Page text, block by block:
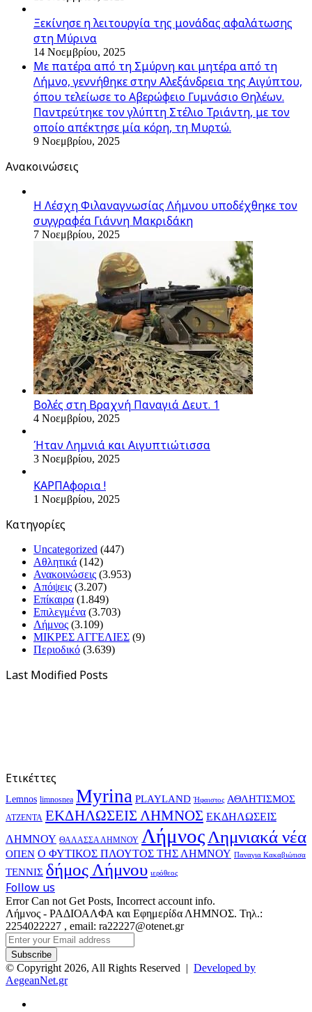
Ξεκίνησε η λειτουργία της μονάδας αφαλάτωσης
στη Μύρινα
14 Νοεμβρίου, 2025
Με πατέρα από τη Σμύρνη και μητέρα από τη
Λήμνο, γεννήθηκε στην Αλεξάνδρεια της Αιγύπτου,
όπου τελείωσε το Αβερώφειο Γυμνάσιο Θηλέων.
Παντρεύτηκε τον γλύπτη Στέλιο Τριάντη, με τον
οποίο απέκτησε μία κόρη, τη Μυρτώ.
9 Νοεμβρίου, 2025
Ανακοινώσεις
Η Λέσχη Φιλαναγνωσίας Λήμνου υποδέχθηκε τον
συγγραφέα Γιάννη Μακριδάκη
7 Νοεμβρίου, 2025
Βολές στη Βραχνή Παναγιά Δευτ. 1
4 Νοεμβρίου, 2025
Ήταν Λημνιά και Αιγυπτιώτισσα
3 Νοεμβρίου, 2025
ΚΑΡΠΑφορια !
1 Νοεμβρίου, 2025
Kατηγορίες
Uncategorized (447)
Αθλητικά (142)
Ανακοινώσεις (3.953)
Απόψεις (3.207)
Επίκαιρα (1.849)
Επιλεγμένα (3.703)
Λήμνος (3.109)
ΜΙΚΡΕΣ ΑΓΓΕΛΙΕΣ (9)
Περιοδικό (3.639)
Last Modified Posts
Ετικέττες
Lemnos limnosnea Myrina PLAYLAND Ήφαιστος ΑΘΛΗΤΙΣΜΟΣ
ΑΤΖΕΝΤΑ ΕΚΔΗΛΩΣΕΙΣ ΛΗΜΝΟΣ ΕΚΔΗΛΩΣΕΙΣ
ΛΗΜΝΟΥ ΘΑΛΑΣΣΑ ΛΗΜΝΟΥ ΛήμνοςΛημνιακά νέα
ΟΠΕΝ Ο ΦΥΤΙΚΟΣ ΠΛΟΥΤΟΣ ΤΗΣ ΛΗΜΝΟΥ Παναγια Κακαβιώτισα
ΤΕΝΝΙΣ δήμος Λήμνου ιερόθεος
Follow us
Error Can not Get Posts, Incorrect account info.
Λήμνος - ΡΑΔΙΟΑΛΦΑ και Εφημερίδα ΛΗΜΝΟΣ. Τηλ.:
2254022227 , email: ra22227@otenet.gr
Enter
your
Email
address
© Copyright 2026, All Rights Reserved | Developed by
AegeanNet.gr